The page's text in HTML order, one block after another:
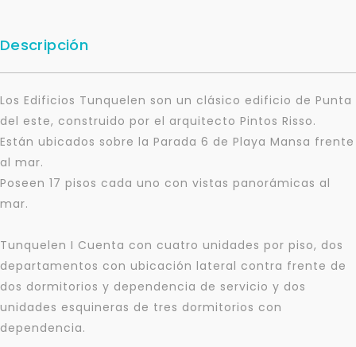
Descripción
Los Edificios Tunquelen son un clásico edificio de Punta
del este, construido por el arquitecto Pintos Risso.
Están ubicados sobre la Parada 6 de Playa Mansa frente
al mar.
Poseen 17 pisos cada uno con vistas panorámicas al
mar.
Tunquelen I Cuenta con cuatro unidades por piso, dos
departamentos con ubicación lateral contra frente de
dos dormitorios y dependencia de servicio y dos
unidades esquineras de tres dormitorios con
dependencia.
Para responderte